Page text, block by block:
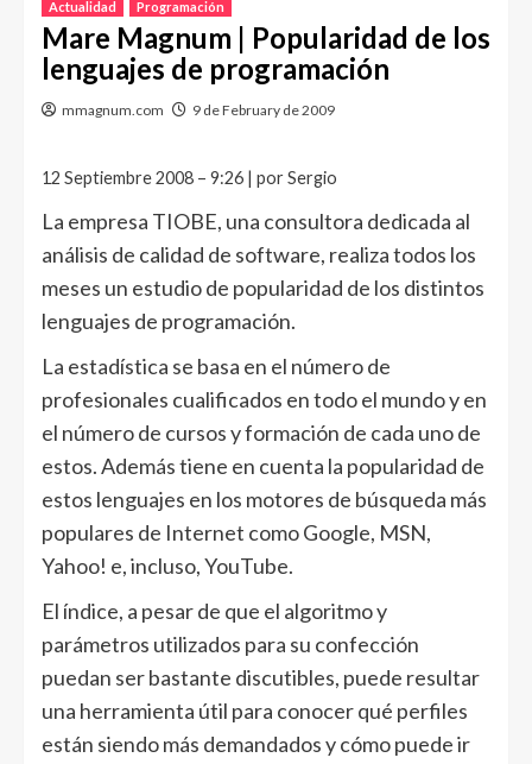
Actualidad Programación
Mare Magnum | Popularidad de los
lenguajes de programación
mmagnum.com 9 de February de 2009
12 Septiembre 2008 – 9:26 | por Sergio
La empresa TIOBE, una consultora dedicada al
análisis de calidad de software, realiza todos los
meses un estudio de popularidad de los distintos
lenguajes de programación.
La estadística se basa en el número de
profesionales cualificados en todo el mundo y en
el número de cursos y formación de cada uno de
estos. Además tiene en cuenta la popularidad de
estos lenguajes en los motores de búsqueda más
populares de Internet como Google, MSN,
Yahoo! e, incluso, YouTube.
El índice, a pesar de que el algoritmo y
parámetros utilizados para su confección
puedan ser bastante discutibles, puede resultar
una herramienta útil para conocer qué perfiles
están siendo más demandados y cómo puede ir